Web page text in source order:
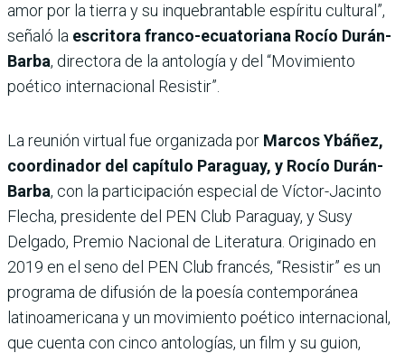
amor por la tierra y su inquebrantable espíritu cultural”,
señaló la escritora franco-ecuatoriana Rocío Durán-
Barba, directora de la antología y del “Movimiento
poético internacional Resistir”.
La reunión virtual fue organizada por Marcos Ybáñez,
coordinador del capítulo Paraguay, y Rocío Durán-
Barba, con la participación especial de Víctor-Jacinto
Flecha, presidente del PEN Club Paraguay, y Susy
Delgado, Premio Nacional de Literatura. Originado en
2019 en el seno del PEN Club francés, “Resistir” es un
programa de difusión de la poesía contemporánea
latinoamericana y un movimiento poético internacional,
que cuenta con cinco antologías, un film y su guion,